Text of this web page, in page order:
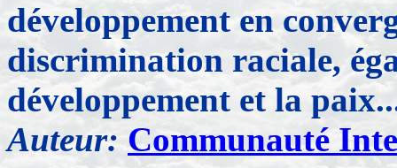
développement en
discrimination raciale,
développement et la
Auteur: Communauté